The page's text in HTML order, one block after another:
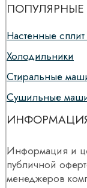
ПОПУЛЯРНЫЕ
Настенные
Холодильники
Стиральные
Сушильные
Информация и
публичной
менеджеров